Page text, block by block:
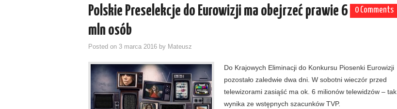
0 Comments
Polskie Preselekcje do Eurowizji ma obejrzeć prawie 6
mln osób
Posted on 3 marca 2016 by Mateusz
Do Krajowych Eliminacji do Konkursu Piosenki Eurowizji
pozostało zaledwie dwa dni. W sobotni wieczór przed
telewizorami zasiąść ma ok. 6 milionów telewidzów – tak
wynika ze wstępnych szacunków TVP.